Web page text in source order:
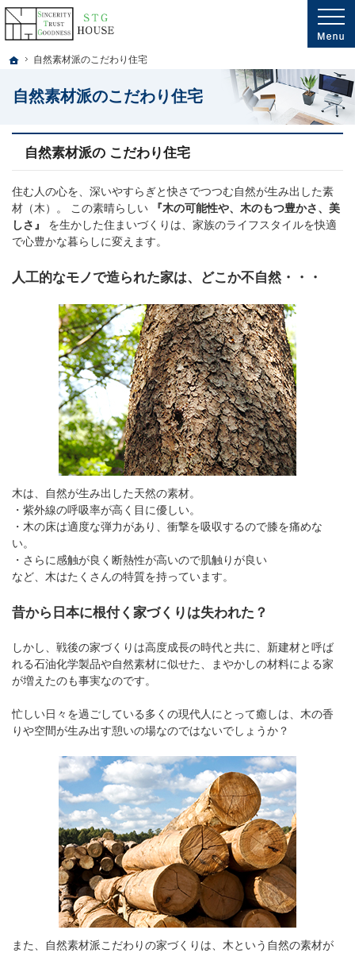
ホーム
自然素材派のこだわり住宅
自然素材派のこだわり住宅
プロの目線からご提案。千葉県市川市・船橋市・鎌ヶ谷市・松戸市の注文住宅・
千葉県市川市・船橋市・鎌ヶ谷市・松戸市・埼玉南部の新築・注文住宅・新築戸
自然素材派の こだわり住宅
住む人の心を、深いやすらぎと快さでつつむ自然が生み出した素
材（木）。 この素晴らしい
『木の可能性や、木のもつ豊かさ、美
しさ』
を生かした住まいづくりは、家族のライフスタイルを快適
で心豊かな暮らしに変えます。
人工的なモノで造られた家は、どこか不自然・・・
木は、自然が生み出した天然の素材。
・紫外線の呼吸率が高く目に優しい。
・木の床は適度な弾力があり、衝撃を吸収するので膝を痛めな
い。
・さらに感触が良く断熱性が高いので肌触りが良い
など、木はたくさんの特質を持っています。
昔から日本に根付く家づくりは失われた？
しかし、戦後の家づくりは高度成長の時代と共に、新建材と呼ば
れる石油化学製品や自然素材に似せた、まやかしの材料による家
が増えたのも事実なのです。
忙しい日々を過ごしている多くの現代人にとって癒しは、木の香
りや空間が生み出す憩いの場なのではないでしょうか？
また、自然素材派こだわりの家づくりは、木という自然の素材が